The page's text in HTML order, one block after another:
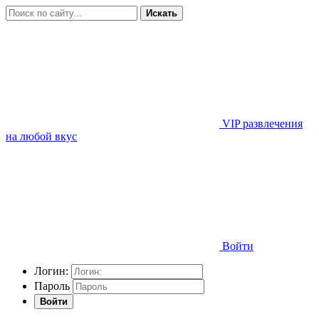
Искать
VIP развлечения
на любой вкус
Войти
Логин:
Пароль
Войти